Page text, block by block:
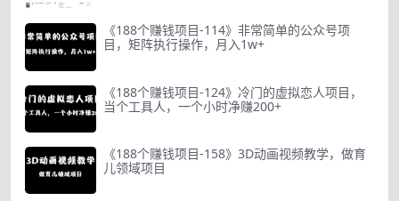
《188个赚钱项目-114》非常简单的公众号项
目，矩阵执行操作，月入1w+
《188个赚钱项目-124》冷门的虚拟恋人项目，
当个工具人，一个小时净赚200+
《188个赚钱项目-158》3D动画视频教学，做育
儿领域项目